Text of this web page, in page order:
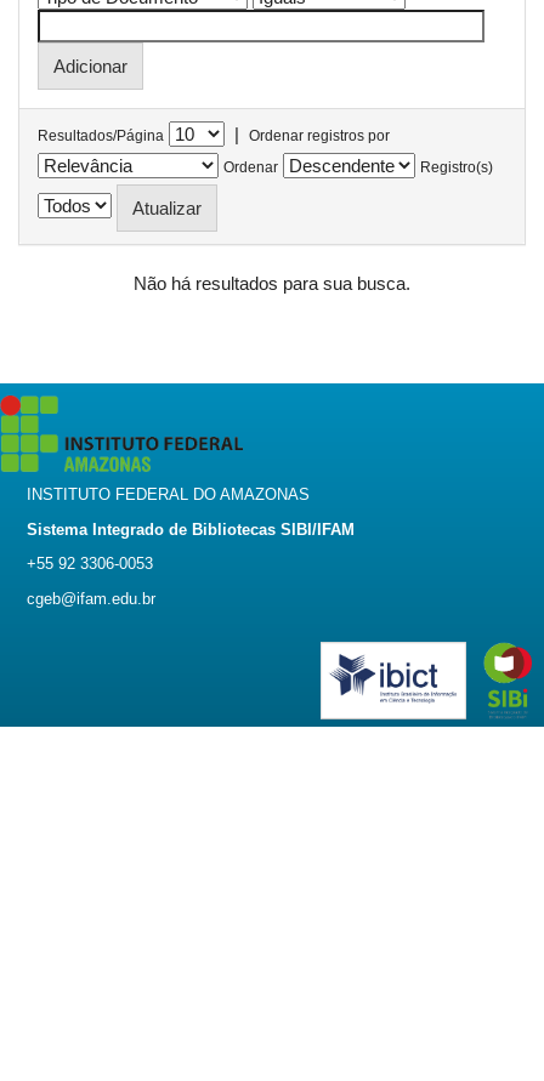
Resultados/Página |
Ordenar registros por
Ordenar
Registro(s)
Não há resultados para sua busca.
INSTITUTO FEDERAL DO AMAZONAS
Sistema Integrado de Bibliotecas SIBI/IFAM
+55 92 3306-0053
cgeb@ifam.edu.br